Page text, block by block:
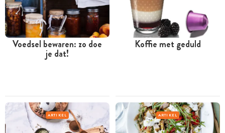
Voedsel bewaren: zo doe
je dat!
Koffie met geduld
ARTIKEL ARTIKEL